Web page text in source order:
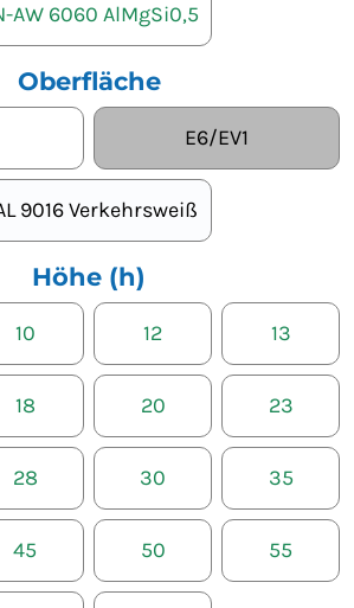
AW 6060 AlMgSi0,5
Oberfläche
E6/EV1
9016 Verkehrsweiß
Höhe (h)
10 12 13
18 20 23
28 30 35
45 50 55